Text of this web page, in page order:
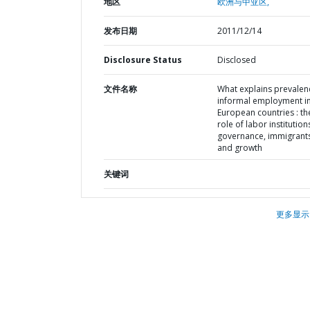
发布日期 2011/12/14
Disclosure Status Disclosed
文件名称
What explains
informal employment in
European countries :
role of labor
governance,
and growth
关键词
更多显示